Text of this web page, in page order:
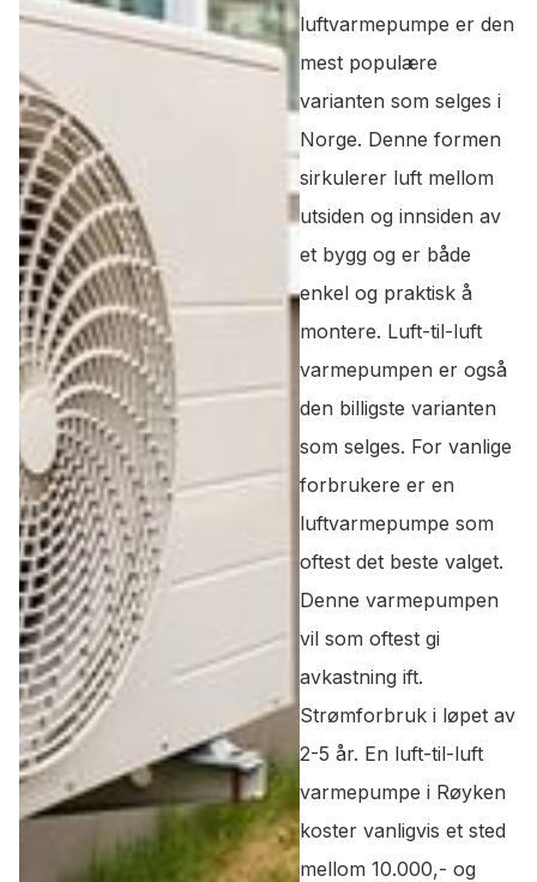
luftvarmepumpe er den
mest populære
varianten som selges i
Norge. Denne formen
sirkulerer luft mellom
utsiden og innsiden av
et bygg og er både
enkel og praktisk å
montere. Luft-til-luft
varmepumpen er også
den billigste varianten
som selges. For vanlige
forbrukere er en
luftvarmepumpe som
oftest det beste valget.
Denne varmepumpen
vil som oftest gi
avkastning ift.
Strømforbruk i løpet av
2-5 år. En luft-til-luft
varmepumpe i Røyken
koster vanligvis et sted
mellom 10.000,- og